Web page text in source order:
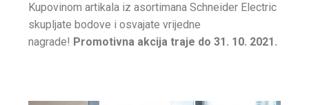
Kupovinom artikala iz asortimana Schneider Electric
skupljate bodove i osvajate vrijedne
nagrade! Promotivna akcija traje do 31. 10. 2021.